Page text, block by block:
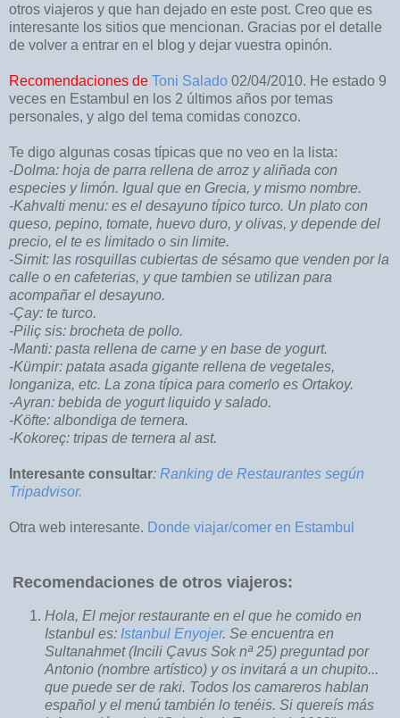
otros viajeros y que han dejado en este post. Creo que es
interesante los sitios que mencionan. Gracias por el detalle
de volver a entrar en el blog y dejar vuestra opinón.
Recomendaciones de Toni Salado 02/04/2010. He estado 9
veces en Estambul en los 2 últimos años por temas
personales, y algo del tema comidas conozco.
Te digo algunas cosas típicas que no veo en la lista:
-Dolma: hoja de parra rellena de arroz y aliñada con
especies y limón. Igual que en Grecia, y mismo nombre.
-Kahvalti menu: es el desayuno típico turco. Un plato con
queso, pepino, tomate, huevo duro, y olivas, y depende del
precio, el te es limitado o sin limite.
-Simit: las rosquillas cubiertas de sésamo que venden por la
calle o en cafeterias, y que tambien se utilizan para
acompañar el desayuno.
-Çay: te turco.
-Piliç sis: brocheta de pollo.
-Manti: pasta rellena de carne y en base de yogurt.
-Kümpir: patata asada gigante rellena de vegetales,
longaniza, etc. La zona típica para comerlo es Ortakoy.
-Ayran: bebida de yogurt liquido y salado.
-Köfte: albondiga de ternera.
-Kokoreç: tripas de ternera al ast.
Interesante consultar: Ranking de Restaurantes según
Tripadvisor.
Otra web interesante. Donde viajar/comer en Estambul
Recomendaciones de otros viajeros:
Hola, El mejor restaurante en el que he comido en
Istanbul es: Istanbul Enyojer. Se encuentra en
Sultanahmet (Incili Çavus Sok nª 25) preguntad por
Antonio (nombre artístico) y os invitará a un chupito...
que puede ser de raki. Todos los camareros hablan
español y el menú también lo tenéis. Si quereís más